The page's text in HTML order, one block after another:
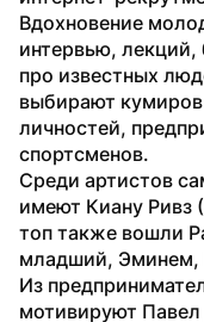
Вдохновение
интервью, лекций,
про известных
выбирают кумиров
личностей,
спортсменов.
Среди артистов
имеют Киану Ривз
топ также вошли
младший,
Из
мотивируют